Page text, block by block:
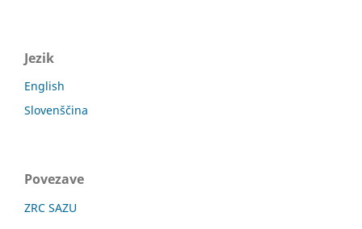
Jezik
English
Slovenščina
Povezave
ZRC SAZU